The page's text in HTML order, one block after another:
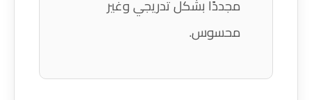
مجددًا بشكل تدريجي وغير
محسوس.